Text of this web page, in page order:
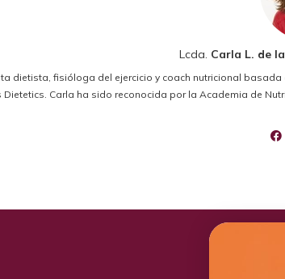
Lcda. Carla L. de
dietista, fisióloga del ejercicio y coach nutricional
Carla ha sido reconocida por la Academia de